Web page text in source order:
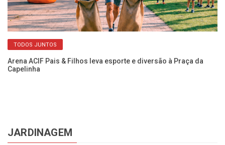
TODOS JUNTOS
Arena ACIF Pais & Filhos leva esporte e diversão à Praça da
Capelinha
JARDINAGEM